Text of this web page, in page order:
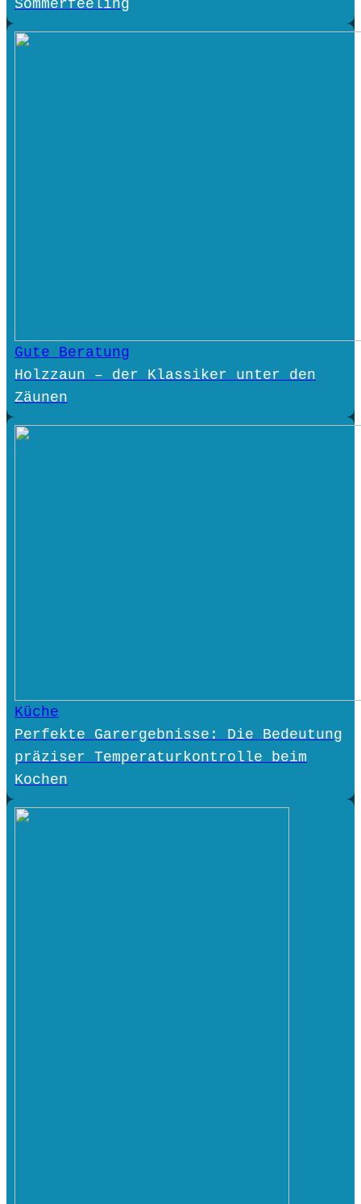
Sommerfeeling
Gute Beratung
Holzzaun – der Klassiker unter den
Zäunen
Küche
Perfekte Garergebnisse: Die Bedeutung
präziser Temperaturkontrolle beim
Kochen